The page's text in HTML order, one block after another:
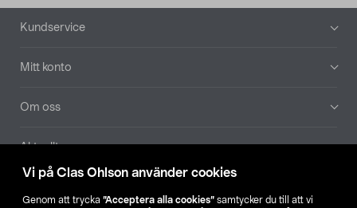
Vi på Clas Ohlson använder cookies
Genom att trycka ”Acceptera alla cookies” samtycker du till att vi
Sidfot
Kundservice
Mitt konto
Om oss
Aktuellt